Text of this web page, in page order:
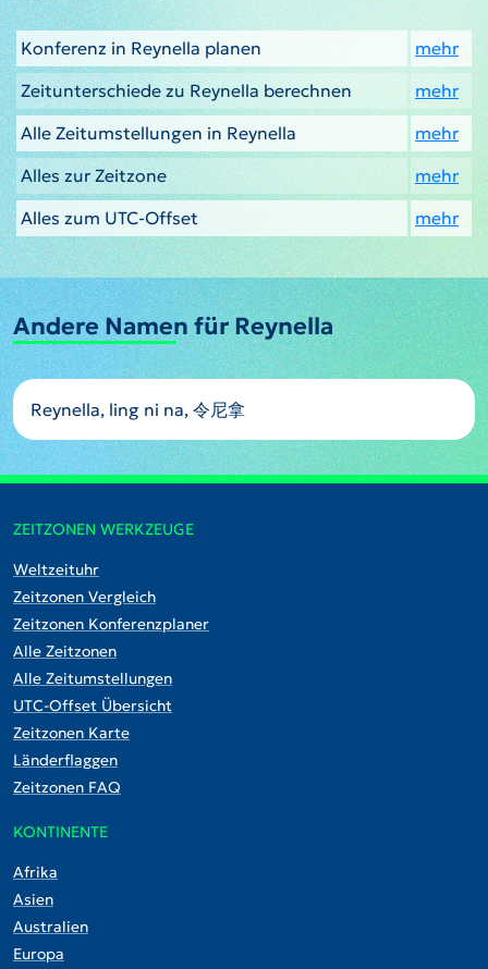
Konferenz in Reynella planen
mehr
Zeitunterschiede zu Reynella berechnen
mehr
Alle Zeitumstellungen in Reynella
mehr
Alles zur Zeitzone
mehr
Alles zum UTC-Offset
mehr
Andere Namen für Reynella
Reynella, ling ni na, 令尼拿
ZEITZONEN WERKZEUGE
Weltzeituhr
Zeitzonen Vergleich
Zeitzonen Konferenzplaner
Alle Zeitzonen
Alle Zeitumstellungen
UTC-Offset Übersicht
Zeitzonen Karte
Länderflaggen
Zeitzonen FAQ
KONTINENTE
Afrika
Asien
Australien
Europa